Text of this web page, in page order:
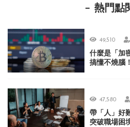
熱門點
49,510
什麼是「加
搞懂不燒腦！
47,580
帶「人」好
突破職場困